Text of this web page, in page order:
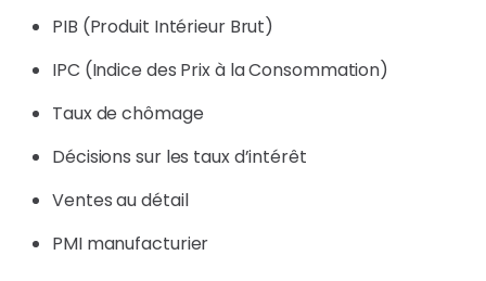
PIB (Produit Intérieur Brut)
IPC (Indice des Prix à la Consommation)
Taux de chômage
Décisions sur les taux d’intérêt
Ventes au détail
PMI manufacturier